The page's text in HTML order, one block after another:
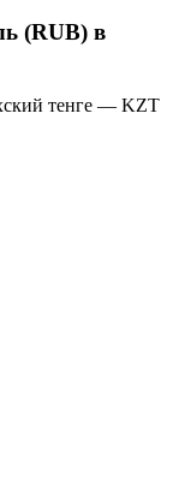
(RUB) в
тенге — KZT